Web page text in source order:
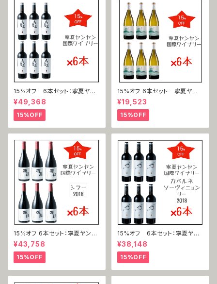
15%オフ 6本セット：寧夏ヤン
ヤン国際ワイナリー 馬瑟蘭（マ
ルスラン）2019
¥49,368
15%OFF
15%オフ 6本セット 寧夏ヤン
ヤン国際ワイナリー 寧夏ヤン
ヤン国際ワイナリー 霞多麗（シ
ャルドネ）2021
¥19,523
15%OFF
15%オフ 6本セット：寧夏ヤンヤ
ン国際ワイナリー 西拉（シラ
ー）2019
¥43,758
15%OFF
15%オフ 6本セット：寧夏ヤン
ヤン国際ワイナリー 赤霞珠 力
（カベルネ・ソーヴィニヨン＝リ
ー ）2018
¥38,148
15%OFF